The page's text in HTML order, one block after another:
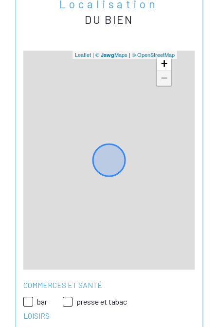
Localisation
DU BIEN
+
−
Leaflet | © JawgMaps | © OpenStreetMap
COMMERCES ET SANTÉ
bar
presse et tabac
LOISIRS